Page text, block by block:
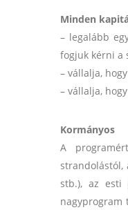
Minden
– legalább
fogjuk kérni a
– vállalja,
– vállalja,
Kormányos
A
strandolástól,
stb.), az esti
nagyprogram